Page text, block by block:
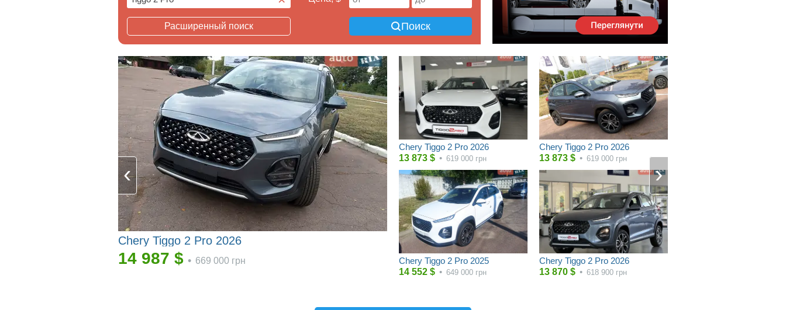
Расширенный поиск Поиск
Chery Tiggo 2 Pro 2026
14 987 $ • 669 000 грн
Chery Tiggo 2 Pro 2026
13 873 $ • 619 000 грн
Chery Tiggo 2 Pro 2025
14 552 $ • 649 000 грн
Chery Tiggo 2 Pro 2026
13 873 $ • 619 000 грн
Chery Tiggo 2 Pro 2026
13 870 $ • 618 900 грн